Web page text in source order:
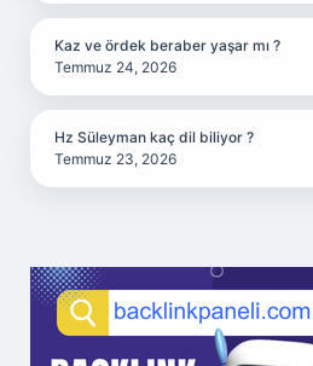
Kaz ve ördek beraber yaşar mı ?
Temmuz 24, 2026
Hz Süleyman kaç dil biliyor ?
Temmuz 23, 2026